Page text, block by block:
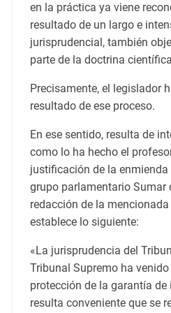
en la práctica ya viene
resultado de un largo e
jurisprudencial, también
parte de la doctrina
Precisamente, el legislador
resultado de ese proceso.
En ese sentido, resulta de
como lo ha hecho el
justificación de la enmienda
grupo parlamentario Sumar
redacción de la
establece lo siguiente:
«La jurisprudencia del
Tribunal Supremo ha
protección de la garantía de
resulta conveniente que se